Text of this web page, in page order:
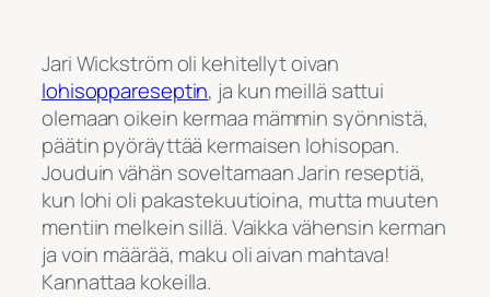
Jari Wickström oli kehitellyt oivan
lohisoppareseptin, ja kun meillä sattui
olemaan oikein kermaa mämmin syönnistä,
päätin pyöräyttää kermaisen lohisopan.
Jouduin vähän soveltamaan Jarin reseptiä,
kun lohi oli pakastekuutioina, mutta muuten
mentiin melkein sillä. Vaikka vähensin kerman
ja voin määrää, maku oli aivan mahtava!
Kannattaa kokeilla.